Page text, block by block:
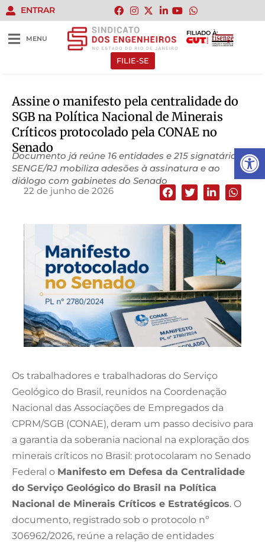
Abrir
ENTRAR
MENU
FILIADO À:
FILIE-SE
Assine o manifesto pela centralidade do
SGB na Política Nacional de Minerais
Críticos protocolado pela CONAE no
Senado
Documento já reúne 16 entidades e 215 signatários;
SENGE/RJ mobiliza adesões à assinatura e ao
diálogo com gabinetes do Senado
22 de junho de 2026
Os trabalhadores e trabalhadoras do Serviço
Geológico do Brasil, reunidos na Coordenação
Nacional das Associações de Empregados da
CPRM/SGB (CONAE), deram um passo decisivo para
a garantia da soberania nacional na exploração dos
minerais críticos no Brasil: protocolaram no Senado
Federal o Manifesto em Defesa da Centralidade
do Serviço Geológico do Brasil na Política
Nacional de Minerais Críticos e Estratégicos. O
documento, registrado sob o protocolo nº
306962/2026, reúne a relação de entidades